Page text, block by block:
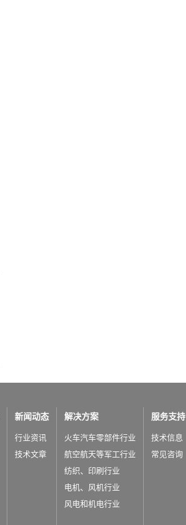
新闻动态
行业资讯
技术文章
解决方案
火车汽车零部件行业
航空航天等军工行业
纺织、印刷行业
电机、风机行业
风电和机电行业
服务支持
技术信息
常见咨询